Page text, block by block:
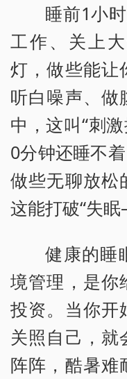
睡前1小
工作、关上
灯，做些能让
听白噪声、做
中，这叫“刺
0分钟还睡不
做些无聊放松
这能打破“失眠
健康的睡
境管理，是你
投资。当你开
关照自己，就
阵阵，酷暑难